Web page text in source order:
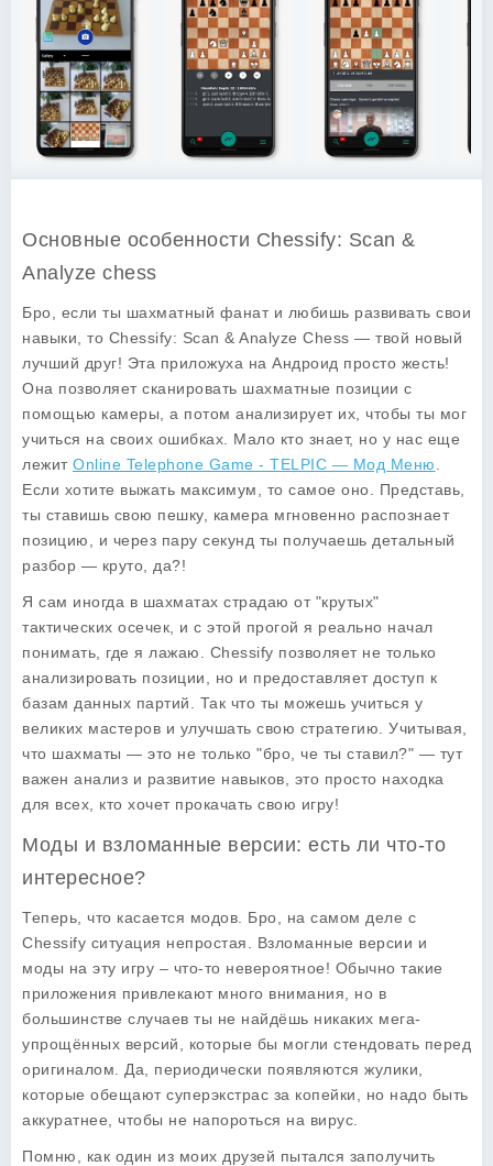
Основные особенности Chessify: Scan &
Analyze chess
Бро, если ты шахматный фанат и любишь развивать свои
навыки, то Chessify: Scan & Analyze Chess — твой новый
лучший друг! Эта приложуха на Андроид просто жесть!
Она позволяет сканировать шахматные позиции с
помощью камеры, а потом анализирует их, чтобы ты мог
учиться на своих ошибках. Мало кто знает, но у нас еще
лежит Online Telephone Game - TELPIC — Мод Меню
Если хотите выжать максимум, то самое оно. Представь,
ты ставишь свою пешку, камера мгновенно распознает
позицию, и через пару секунд ты получаешь детальный
разбор — круто, да?!
Я сам иногда в шахматах страдаю от "крутых"
тактических осечек, и с этой прогой я реально начал
понимать, где я лажаю. Chessify позволяет не только
анализировать позиции, но и предоставляет доступ к
базам данных партий. Так что ты можешь учиться у
великих мастеров и улучшать свою стратегию. Учитывая,
что шахматы — это не только "бро, че ты ставил?" — тут
важен анализ и развитие навыков, это просто находка
для всех, кто хочет прокачать свою игру!
Моды и взломанные версии: есть ли что-то
интересное?
Теперь, что касается модов. Бро, на самом деле с
Chessify ситуация непростая. Взломанные версии и
моды на эту игру – что-то невероятное! Обычно такие
приложения привлекают много внимания, но в
большинстве случаев ты не найдёшь никаких мега-
упрощённых версий, которые бы могли стендовать перед
оригиналом. Да, периодически появляются жулики,
которые обещают суперэкстрас за копейки, но надо быть
аккуратнее, чтобы не напороться на вирус.
Помню, как один из моих друзей пытался заполучить